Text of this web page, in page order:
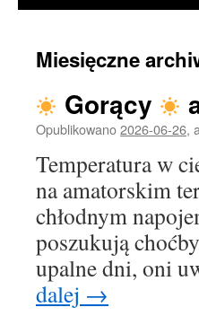
Miesięczne
Gorący
Opublikowano2026-06-26,
Temperatura w
na amatorskim
chłodnym
poszukują
upalne dni, oni
dalej →